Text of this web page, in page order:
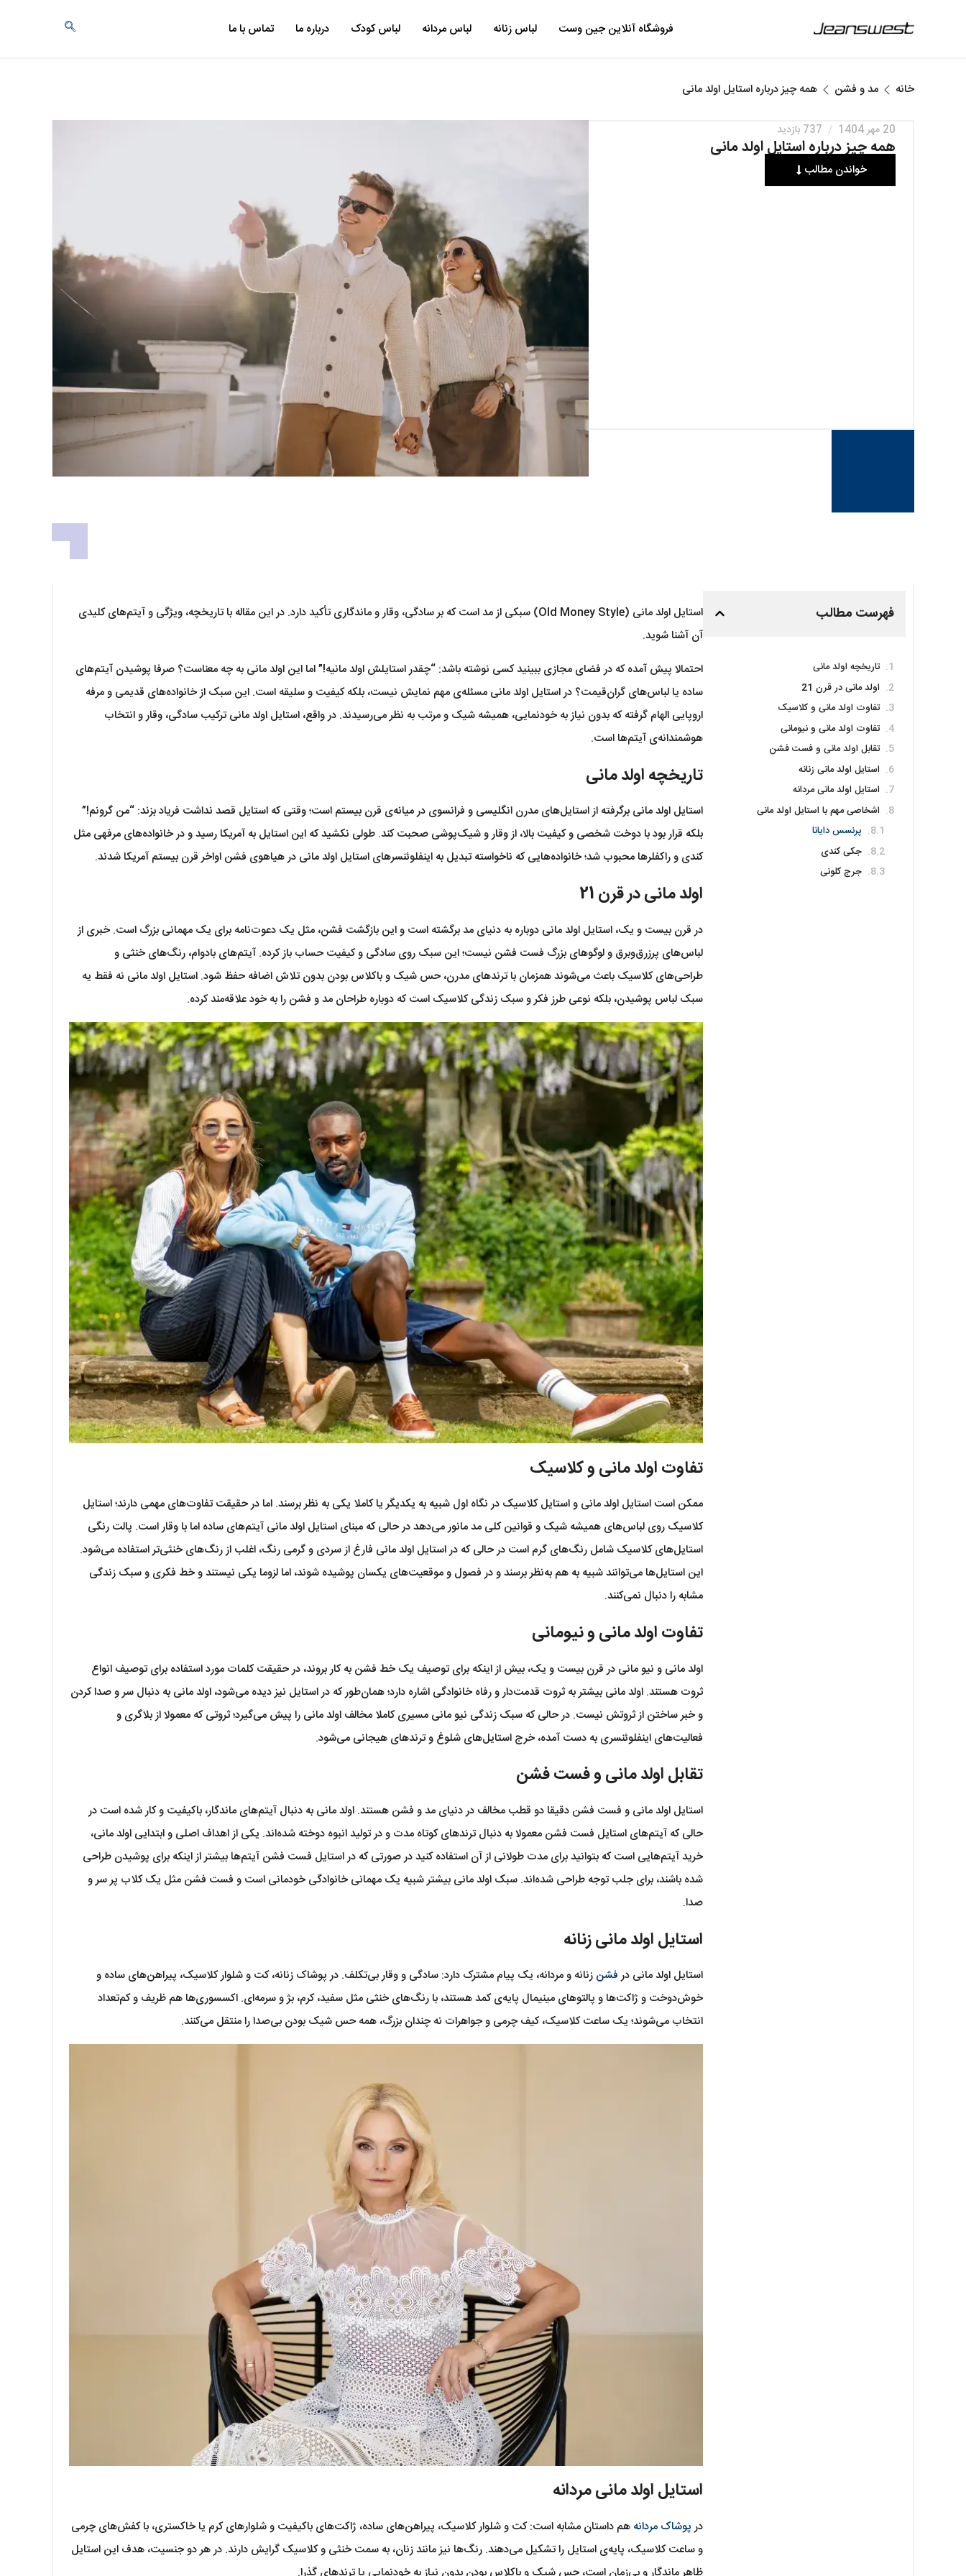
فروشگاه آنلاین جین وست لباس زنانه لباس مردانه لباس کودک درباره ما تماس با ما
خانه مد و فشن همه چیز درباره استایل اولد مانی
20 مهر 1404 / 737 بازدید
همه چیز درباره استایل اولد مانی
خواندن مطالب
فهرست مطالب
تاریخچه اولد مانی
اولد مانی در قرن 21
تفاوت اولد مانی و کلاسیک
تفاوت اولد مانی و نیومانی
تقابل اولد مانی و فست فشن
استایل اولد مانی زنانه
استایل اولد مانی مردانه
اشخاصی مهم با استایل اولد مانی
پرنسس دایانا
جکی کندی
جرج کلونی
استایل اولد مانی (Old Money Style) سبکی از مد است که بر سادگی، وقار و ماندگاری تأکید دارد. در این مقاله با تاریخچه، ویژگی و آیتم‌های کلیدی
آن آشنا شوید.
احتمالا پیش آمده که در فضای مجازی ببینید کسی نوشته باشد: “چقدر استایلش اولد مانیه!” اما این اولد مانی به چه معناست؟ صرفا پوشیدن آیتم‌های
ساده یا لباس‌های گران‌قیمت؟ در استایل اولد مانی مسئله‌ی مهم نمایش نیست، بلکه کیفیت و سلیقه است. این سبک از خانواده‌های قدیمی و مرفه
اروپایی الهام گرفته که بدون نیاز به خودنمایی، همیشه شیک و مرتب به نظر می‌رسیدند. در واقع، استایل اولد مانی ترکیب سادگی، وقار و انتخاب
هوشمندانه‌ی آیتم‌ها است.
تاریخچه اولد مانی
استایل اولد مانی برگرفته از استایل‌های مدرن انگلیسی و فرانسوی در میانه‌ی قرن بیستم است؛ وقتی که استایل قصد نداشت فریاد بزند: “من گرونم!”
بلکه قرار بود با دوخت شخصی‌ و کیفیت بالا، از وقار و شیک‌پوشی صحبت کند. طولی نکشید که این استایل به آمریکا رسید و در خانواده‌های مرفهی مثل
کندی و راکفلرها محبوب شد؛ خانواده‌هایی که ناخواسته تبدیل به اینفلوئنسرهای استایل اولد مانی در هیاهوی فشن اواخر قرن بیستم آمریکا شدند.
اولد مانی در قرن 21
در قرن بیست و یک، استایل اولد مانی دوباره به دنیای مد برگشته است و این بازگشت فشن، مثل یک دعوت‌نامه برای یک مهمانی بزرگ است. خبری از
لباس‌های پرزرق‌وبرق و لوگوهای بزرگ فست فشن نیست؛ این سبک روی سادگی و کیفیت حساب باز کرده. آیتم‌های بادوام، رنگ‌های خنثی و
طراحی‌های کلاسیک باعث می‌شوند همزمان با ترندهای مدرن، حس شیک و باکلاس بودن بدون تلاش اضافه حفظ شود. استایل اولد مانی نه فقط یه
سبک لباس پوشیدن، بلکه نوعی طرز فکر و سبک زندگی کلاسیک است که دوباره طراحان مد و فشن را به خود علاقه‌مند کرده.
تفاوت اولد مانی و کلاسیک
ممکن است استایل اولد مانی و استایل کلاسیک در نگاه اول شبیه به یکدیگر یا کاملا یکی به نظر برسند. اما در حقیقت تفاوت‌های مهمی دارند؛ استایل
کلاسیک روی لباس‌های همیشه شیک و قوانین کلی مد مانور می‌دهد در حالی که مبنای استایل اولد مانی آیتم‌های ساده اما با وقار است. پالت رنگی
استایل‌های کلاسیک شامل رنگ‌های گرم است در حالی که در استایل اولد مانی فارغ از سردی و گرمی رنگ، اغلب از رنگ‌های خنثی‌تر استفاده می‌شود.
این استایل‌ها می‌توانند شبیه به هم به‌نظر برسند و در فصول و موقعیت‌های یکسان پوشیده شوند، اما لزوما یکی نیستند و خط فکری و سبک زندگی
مشابه را دنبال نمی‌کنند.
تفاوت اولد مانی و نیومانی
اولد مانی و نیو مانی در قرن بیست و یک، بیش از اینکه برای توصیف یک خط فشن به کار بروند، در حقیقت کلمات مورد استفاده برای توصیف انواع
ثروت هستند. اولد مانی بیشتر به ثروت قدمت‌دار و رفاه خانوادگی اشاره دارد؛ همان‌طور که در استایل نیز دیده می‌شود، اولد مانی به دنبال سر و صدا کردن
و خبر ساختن از ثروتش نیست. در حالی که سبک زندگی نیو مانی مسیری کاملا مخالف اولد مانی را پیش می‌گیرد؛ ثروتی که معمولا از بلاگری و
فعالیت‌های اینفلوئنسری به دست آمده، خرج استایل‌های شلوغ و ترندهای هیجانی می‌شود.
تقابل اولد مانی و فست فشن
استایل اولد مانی و فست فشن دقیقا دو قطب مخالف در دنیای مد و فشن هستند. اولد مانی به دنبال آیتم‌های ماندگار، باکیفیت و کار شده است در
حالی که آیتم‌های استایل فست فشن معمولا به دنبال ترندهای کوتاه مدت و در تولید انبوه دوخته شده‌اند. یکی از اهداف اصلی و ابتدایی اولد مانی،
خرید آیتم‌هایی است که بتوانید برای مدت طولانی از آن استفاده کنید در صورتی که در استایل فست فشن آیتم‌ها بیشتر از اینکه برای پوشیدن طراحی
شده باشند، برای جلب توجه طراحی شده‌اند. سبک اولد مانی بیشتر شبیه یک مهمانی خانوادگی خودمانی است و فست فشن مثل یک کلاب پر سر و
صدا.
استایل اولد مانی زنانه
استایل اولد مانی درفشن زنانه و مردانه، یک پیام مشترک دارد: سادگی و وقار بی‌تکلف. در پوشاک زنانه، کت و شلوار کلاسیک، پیراهن‌های ساده و
خوش‌دوخت و ژاکت‌ها و پالتوهای مینیمال پایه‌ی کمد هستند، با رنگ‌های خنثی مثل سفید، کرم، بژ و سرمه‌ای. اکسسوری‌ها هم ظریف و کم‌تعداد
انتخاب می‌شوند؛ یک ساعت کلاسیک، کیف چرمی و جواهرات نه چندان بزرگ، همه حس شیک بودن بی‌صدا را منتقل می‌کنند.
استایل اولد مانی مردانه
درپوشاک مردانه هم داستان مشابه است: کت و شلوار کلاسیک، پیراهن‌های ساده، ژاکت‌های باکیفیت و شلوارهای کرم یا خاکستری، با کفش‌های چرمی
و ساعت کلاسیک، پایه‌ی استایل را تشکیل می‌دهند. رنگ‌ها نیز مانند زنان، به سمت خنثی و کلاسیک گرایش دارند. در هر دو جنسیت، هدف این استایل